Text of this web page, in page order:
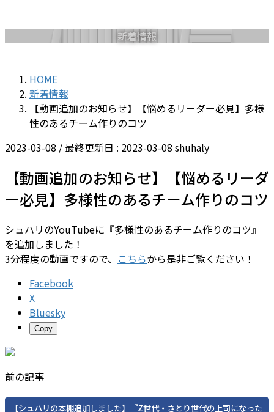
新着情報
HOME
新着情報
【動画追加のお知らせ】【悩めるリーダー必見】多様
性のあるチーム作りのコツ
2023-03-08 / 最終更新日 : 2023-03-08 shuhaly
【動画追加のお知らせ】【悩めるリーダ
ー必見】多様性のあるチーム作りのコツ
シュハリのYouTubeに『多様性のあるチーム作りのコツ』
を追加しました！
3分程度の動画ですので、 こちらから是非ご覧ください！
Facebook
X
Bluesky
Copy
前の記事
【シュハリの本棚追加しました】『Z世代・さとり世代の上司になった